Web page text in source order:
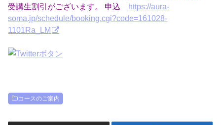
受講生割引がございます。 申込 https://aura-
soma.jp/schedule/booking.cgi?code=161028-
1101Ra_LM
コースのご案内